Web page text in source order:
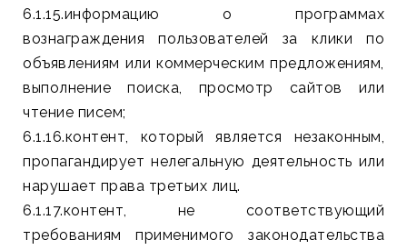
6.1.15.информацию о программах
вознаграждения пользователей за клики по
объявлениям или коммерческим предложениям,
выполнение поиска, просмотр сайтов или
чтение писем;
6.1.16.контент, который является незаконным,
пропагандирует нелегальную деятельность или
нарушает права третьих лиц.
6.1.17.контент, не соответствующий
требованиям применимого законодательства